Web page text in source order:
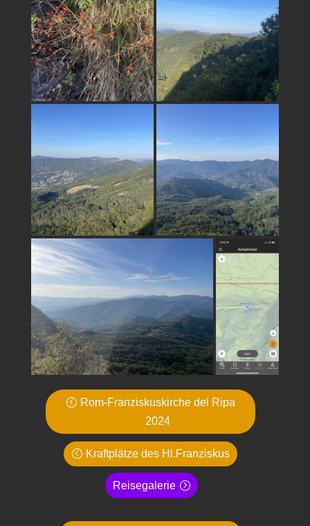
Rom-Franziskuskirche del Ripa
2024
Kraftplätze des Hl.Franziskus
Reisegalerie